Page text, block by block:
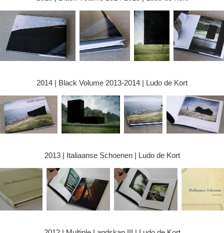
2014 | Black Volume 2013-2014 | Ludo de Kort
2013 | Italiaanse Schoenen | Ludo de Kort